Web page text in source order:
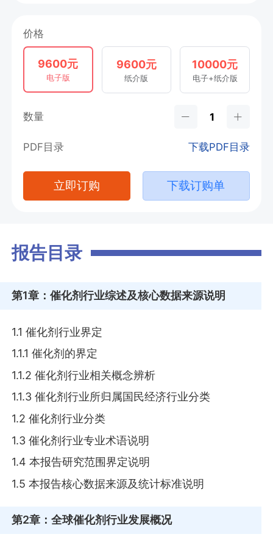
价格
9600元
电子版
9600元
纸介版
10000元
电子+纸介版
数量
PDF目录 下载PDF目录
立即订购 下载订购单
报告目录
第1章 ：催化剂行业综述及核心数据来源说明
1.1 催化剂行业界定
1.1.1 催化剂的界定
1.1.2 催化剂行业相关概念辨析
1.1.3 催化剂行业所归属国民经济行业分类
1.2 催化剂行业分类
1.3 催化剂行业专业术语说明
1.4 本报告研究范围界定说明
1.5 本报告核心数据来源及统计标准说明
第2章 ：全球催化剂行业发展概况